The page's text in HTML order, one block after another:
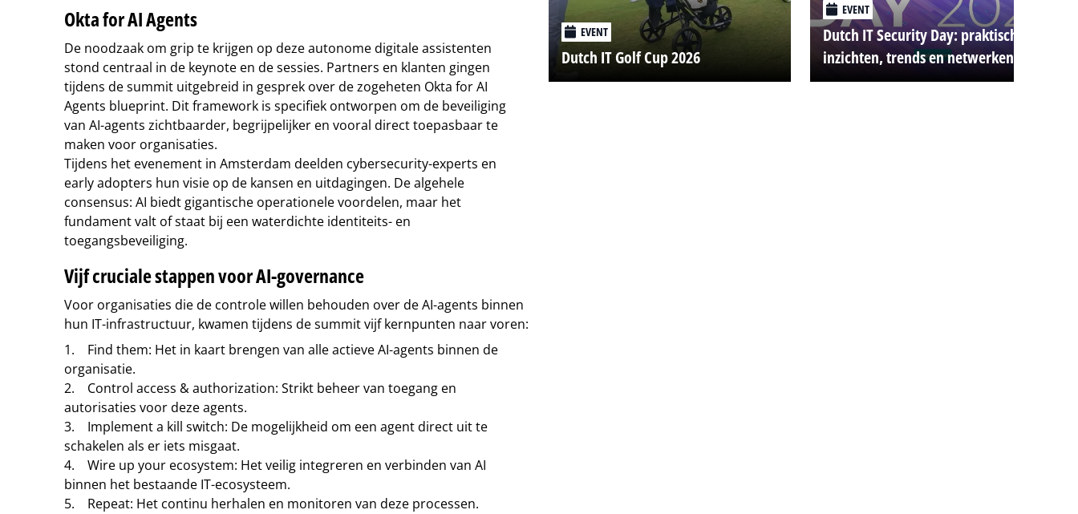
Okta for AI Agents
De noodzaak om grip te krijgen op deze autonome digitale assistenten
stond centraal in de keynote en de sessies. Partners en klanten gingen
tijdens de summit uitgebreid in gesprek over de zogeheten Okta for AI
Agents blueprint. Dit framework is specifiek ontworpen om de beveiliging
van AI-agents zichtbaarder, begrijpelijker en vooral direct toepasbaar te
maken voor organisaties.
Tijdens het evenement in Amsterdam deelden cybersecurity-experts en
early adopters hun visie op de kansen en uitdagingen. De algehele
consensus: AI biedt gigantische operationele voordelen, maar het
fundament valt of staat bij een waterdichte identiteits- en
toegangsbeveiliging.
Vijf cruciale stappen voor AI-governance
Voor organisaties die de controle willen behouden over de AI-agents binnen
hun IT-infrastructuur, kwamen tijdens de summit vijf kernpunten naar voren:
1. Find them: Het in kaart brengen van alle actieve AI-agents binnen de
organisatie.
2. Control access & authorization: Strikt beheer van toegang en
autorisaties voor deze agents.
3. Implement a kill switch: De mogelijkheid om een agent direct uit te
schakelen als er iets misgaat.
4. Wire up your ecosystem: Het veilig integreren en verbinden van AI
binnen het bestaande IT-ecosysteem.
5. Repeat: Het continu herhalen en monitoren van deze processen.
EVENT
Dutch IT Golf Cup 2026
EVENT
Dutch IT Security Day: praktische
inzichten, trends en netwerken